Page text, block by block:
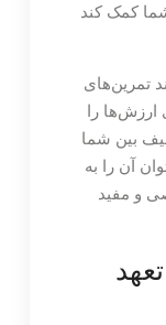
کمک کند
تمرین‌های
را
بین شما
آن را به
و مفید